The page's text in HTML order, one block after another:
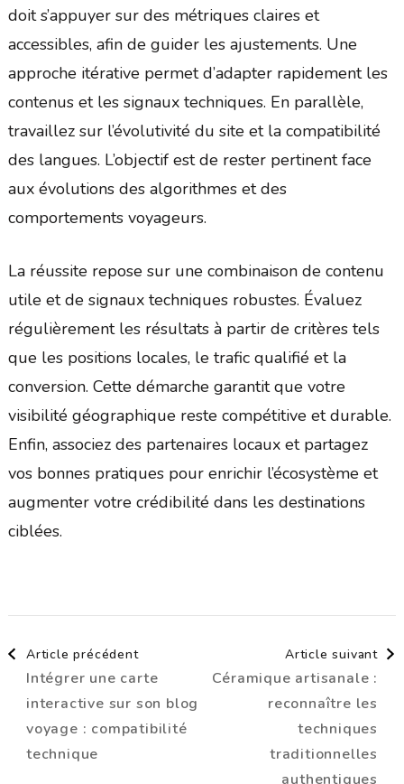
doit s’appuyer sur des métriques claires et
accessibles, afin de guider les ajustements. Une
approche itérative permet d’adapter rapidement les
contenus et les signaux techniques. En parallèle,
travaillez sur l’évolutivité du site et la compatibilité
des langues. L’objectif est de rester pertinent face
aux évolutions des algorithmes et des
comportements voyageurs.
La réussite repose sur une combinaison de contenu
utile et de signaux techniques robustes. Évaluez
régulièrement les résultats à partir de critères tels
que les positions locales, le trafic qualifié et la
conversion. Cette démarche garantit que votre
visibilité géographique reste compétitive et durable.
Enfin, associez des partenaires locaux et partagez
vos bonnes pratiques pour enrichir l’écosystème et
augmenter votre crédibilité dans les destinations
ciblées.
Navigation
d'article
Article précédent
Intégrer une carte
interactive sur son blog
voyage : compatibilité
technique
Article suivant
Céramique artisanale :
reconnaître les
techniques
traditionnelles
authentiques